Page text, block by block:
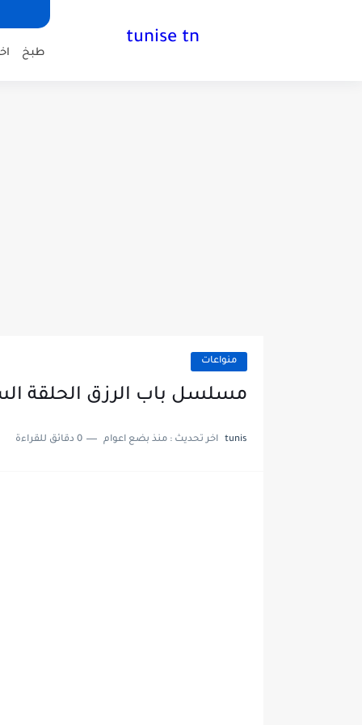
tunise tn
طبخ
منواعات
مسلسل باب الرزق الحلقة
tunis اخر تحديث : منذ بضع اعوام 0 دقائق للقراءة